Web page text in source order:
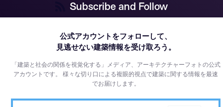
Subscribe and Follow
公式アカウントをフォローして、
見逃せない建築情報を受け取ろう。
「建築と社会の関係を視覚化する」メディア、アーキテクチャーフォトの公式
アカウントです。様々な切り口による複眼的視点で建築に関する情報を最速
でお届けします。